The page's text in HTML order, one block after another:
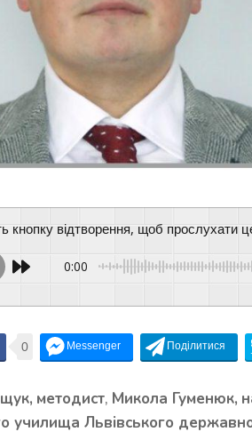
кнопку відтворення, щоб прослухати
0:00
0
методист, Микола Гуменюк,
училища Львівського